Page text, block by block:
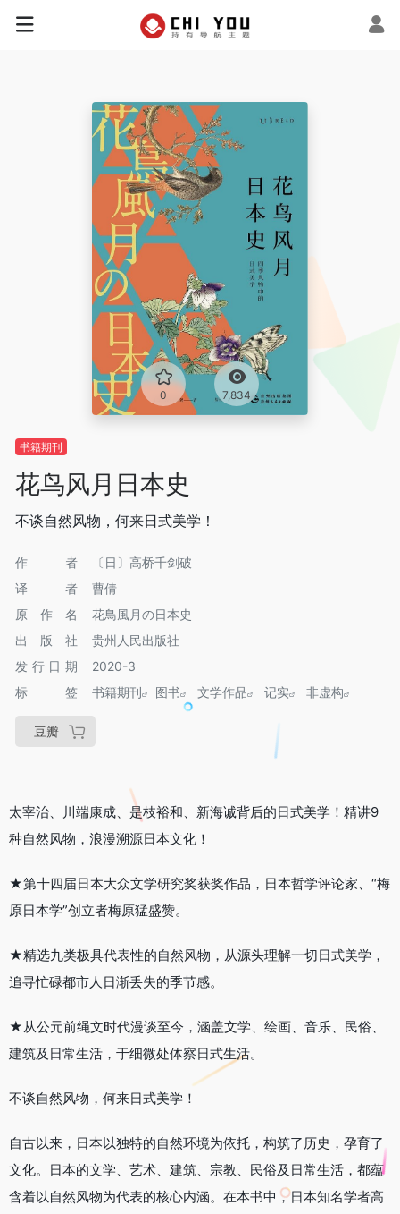
0 7,834
书籍期刊
花鸟风月日本史
不谈自然风物，何来日式美学！
作者
〔日〕高桥千剑破
译者
曹倩
原作名
花鳥風月の日本史
出版社
贵州人民出版社
发行日期
2020-3
标签
书籍期刊 图书 文学作品 记实 非虚构
豆瓣
太宰治、川端康成、是枝裕和、新海诚背后的日式美学！精讲9
种自然风物，浪漫溯源日本文化！
★第十四届日本大众文学研究奖获奖作品，日本哲学评论家、“梅
原日本学”创立者梅原猛盛赞。
★精选九类极具代表性的自然风物，从源头理解一切日式美学，
追寻忙碌都市人日渐丢失的季节感。
★从公元前绳文时代漫谈至今，涵盖文学、绘画、音乐、民俗、
建筑及日常生活，于细微处体察日式生活。
不谈自然风物，何来日式美学！
自古以来，日本以独特的自然环境为依托，构筑了历史，孕育了
文化。日本的文学、艺术、建筑、宗教、民俗及日常生活，都蕴
含着以自然风物为代表的核心内涵。在本书中，日本知名学者高